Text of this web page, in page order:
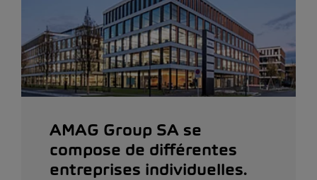
AMAG Group SA se
compose de différentes
entreprises individuelles.